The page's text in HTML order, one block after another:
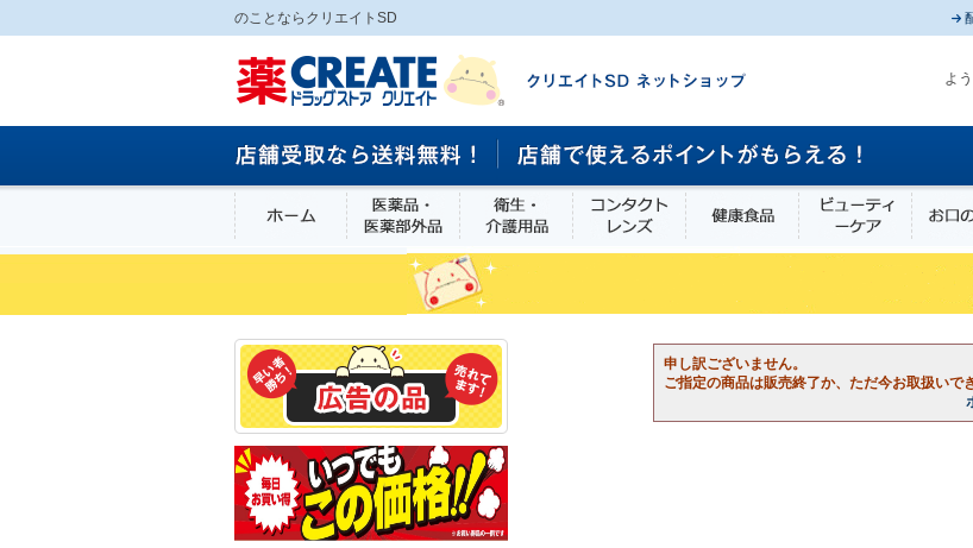
のことならクリエイトSD
よ
ホーム 医薬品・医薬部外品衛生・介護用品 コンタクトレンズ健康食品 ビューテ
申し訳ございません。
ご指定の商品は販売終了か、ただ今お取扱いで